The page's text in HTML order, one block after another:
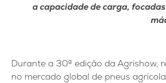
a capacidade de carga,
Durante a 30ª edição da Agrishow,
no mercado global de pneus